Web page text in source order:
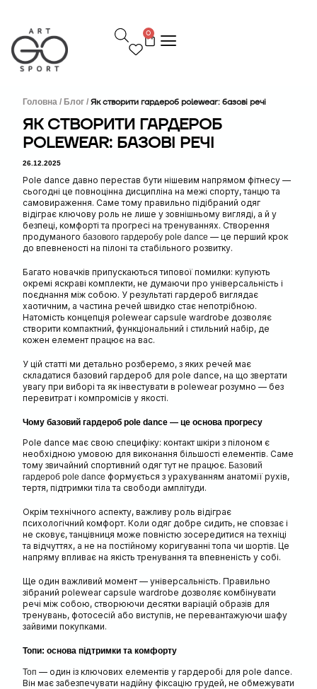
р
е
й
0
Головна / Блог / Як створити гардероб polewear: базові речі
ЯК СТВОРИТИ ГАРДЕРОБ
POLEWEAR: БАЗОВІ РЕЧІ
26.12.2025
Pole dance давно перестав бути нішевим напрямом фітнесу —
сьогодні це повноцінна дисципліна на межі спорту, танцю та
самовираження. Саме тому правильно підібраний одяг
відіграє ключову роль не лише у зовнішньому вигляді, а й у
безпеці, комфорті та прогресі на тренуваннях. Створення
продуманого базового гардеробу pole dance — це перший крок
до впевненості на пілоні та стабільного розвитку.
Багато новачків припускаються типової помилки: купують
окремі яскраві комплекти, не думаючи про універсальність і
поєднання між собою. У результаті гардероб виглядає
хаотичним, а частина речей швидко стає непотрібною.
Натомість концепція polewear capsule wardrobe дозволяє
створити компактний, функціональний і стильний набір, де
кожен елемент працює на вас.
У цій статті ми детально розберемо, з яких речей має
складатися базовий гардероб для pole dance, на що звертати
увагу при виборі та як інвестувати в polewear розумно — без
перевитрат і компромісів у якості.
Чому базовий гардероб pole dance — це основа прогресу
Pole dance має свою специфіку: контакт шкіри з пілоном є
необхідною умовою для виконання більшості елементів. Саме
тому звичайний спортивний одяг тут не працює. Базовий
гардероб pole dance формується з урахуванням анатомії рухів,
тертя, підтримки тіла та свободи амплітуди.
Окрім технічного аспекту, важливу роль відіграє
психологічний комфорт. Коли одяг добре сидить, не сповзає і
не сковує, танцівниця може повністю зосередитися на техніці
та відчуттях, а не на постійному коригуванні топа чи шортів. Це
напряму впливає на якість тренування та впевненість у собі.
Ще один важливий момент — універсальність. Правильно
зібраний polewear capsule wardrobe дозволяє комбінувати
речі між собою, створюючи десятки варіацій образів для
тренувань, фотосесій або виступів, не перевантажуючи шафу
зайвими покупками.
Топи: основа підтримки та комфорту
Топ — один із ключових елементів у гардеробі для pole dance.
Він має забезпечувати надійну фіксацію грудей, не обмежувати